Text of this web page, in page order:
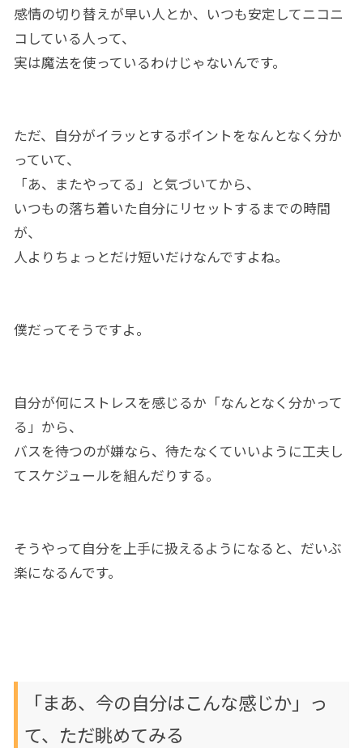
感情の切り替えが早い人とか、いつも安定してニコニ
コしている人って、
実は魔法を使っているわけじゃないんです。
ただ、自分がイラッとするポイントをなんとなく分か
っていて、
「あ、またやってる」と気づいてから、
いつもの落ち着いた自分にリセットするまでの時間
が、
人よりちょっとだけ短いだけなんですよね。
僕だってそうですよ。
自分が何にストレスを感じるか「なんとなく分かって
る」から、
バスを待つのが嫌なら、待たなくていいように工夫し
てスケジュールを組んだりする。
そうやって自分を上手に扱えるようになると、だいぶ
楽になるんです。
「まあ、今の自分はこんな感じか」っ
て、ただ眺めてみる